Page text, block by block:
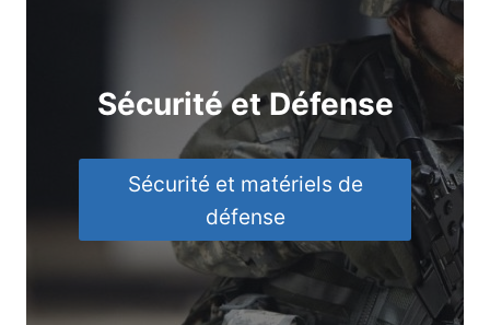
Sécurité et Défense
Sécurité et matériels de
défense